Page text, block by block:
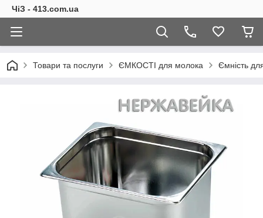
ЧіЗ - 413.com.ua
Товари та послуги ЄМКОСТІ для молока Ємність